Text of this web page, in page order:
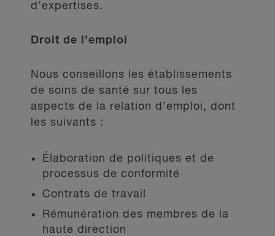
d’expertises.
Droit de l’emploi
Nous conseillons les établissements
de soins de santé sur tous les
aspects de la relation d’emploi, dont
les suivants :
Élaboration de politiques et de
processus de conformité
Contrats de travail
Rémunération des membres de la
haute direction